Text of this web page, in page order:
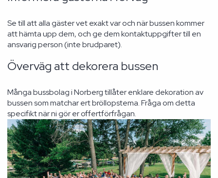
Se till att alla gäster vet exakt var och när bussen kommer
att hämta upp dem, och ge dem kontaktuppgifter till en
ansvarig person (inte brudparet).
Överväg att dekorera bussen
Många bussbolag i Norberg tillåter enklare dekoration av
bussen som matchar ert bröllopstema. Fråga om detta
specifikt när ni gör er offertförfrågan.